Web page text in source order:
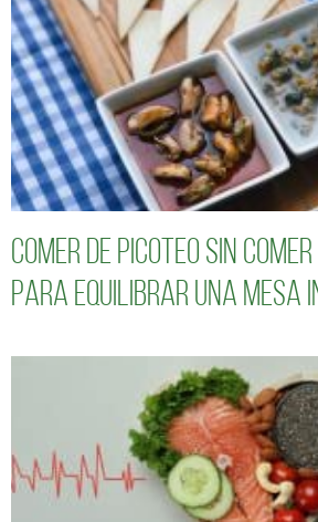
Comer de picoteo sin
para equilibrar una mesa